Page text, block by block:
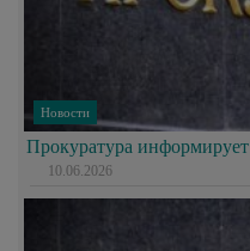
Новости
Прокуратура информирует
10.06.2026